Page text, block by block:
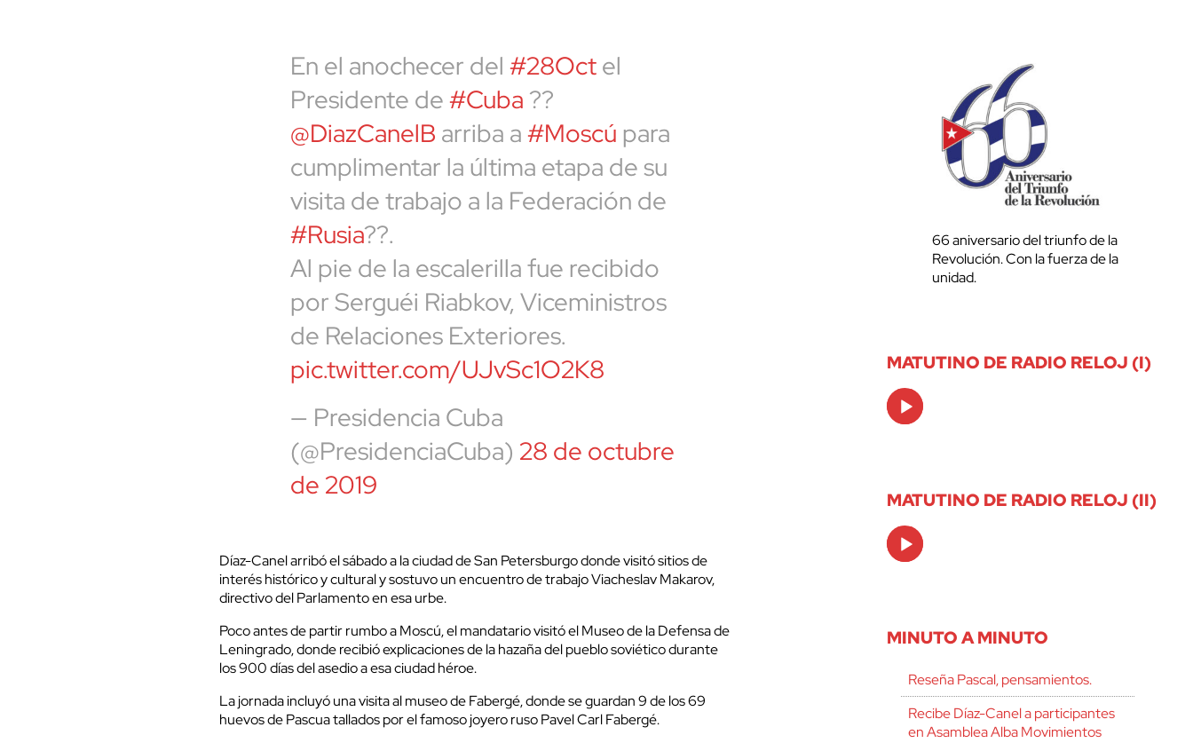
En el anochecer del#28Octel
Presidente de#Cuba ??
@DiazCanelB arriba a#Moscú para
cumplimentar la última etapa de su
visita de trabajo a la Federación de
#Rusia??.
Al pie de la escalerilla fue recibido
por Serguéi Riabkov, Viceministros
de Relaciones Exteriores.
pic.twitter.com/UJvSc1O2K8
— Presidencia Cuba
(@PresidenciaCuba) 28 de octubre
de 2019
Díaz-Canel arribó el sábado a la ciudad de San Petersburgo donde visitó sitios de
interés histórico y cultural y sostuvo un encuentro de trabajo Viacheslav Makarov,
directivo del Parlamento en esa urbe.
Poco antes de partir rumbo a Moscú, el mandatario visitó el Museo de la Defensa de
Leningrado, donde recibió explicaciones de la hazaña del pueblo soviético durante
los 900 días del asedio a esa ciudad héroe.
La jornada incluyó una visita al museo de Fabergé, donde se guardan 9 de los 69
huevos de Pascua tallados por el famoso joyero ruso Pavel Carl Fabergé.
66 aniversario del triunfo de la
Revolución. Con la fuerza de la
unidad.
MATUTINO DE RADIO RELOJ (I)
Audio
Player
MATUTINO DE RADIO RELOJ (II)
Audio
Player
MINUTO A MINUTO
Reseña Pascal, pensamientos.
Recibe Díaz-Canel a participantes
en Asamblea Alba Movimientos